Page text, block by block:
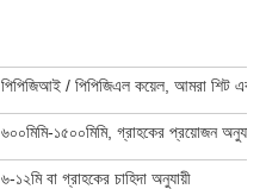
পিপিজিআই / পিপিজিএল কয়েল, আমরা শিট এবং
৬০০মিমি-১৫০০মিমি, গ্রাহকের প্রয়োজন অনুযায়ী
৬-১২মি বা গ্রাহকের চাহিদা অনুযায়ী